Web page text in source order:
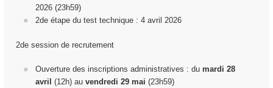
2026 (23h59)
2de étape du test technique : 4 avril 2026
2de session de recrutement
Ouverture des inscriptions administratives : du mardi 28
avril (12h) au vendredi 29 mai (23h59)